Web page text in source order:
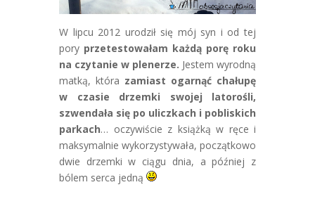
W lipcu 2012 urodził się mój syn i od tej
pory przetestowałam każdą porę roku
na czytanie w plenerze. Jestem wyrodną
matką, która zamiast ogarnąć chałupę
w czasie drzemki swojej latorośli,
szwendała się po uliczkach i pobliskich
parkach… oczywiście z książką w ręce i
maksymalnie wykorzystywała, początkowo
dwie drzemki w ciągu dnia, a później z
bólem serca jedną